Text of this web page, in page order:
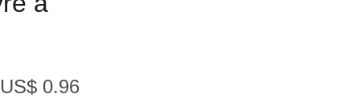
0.96